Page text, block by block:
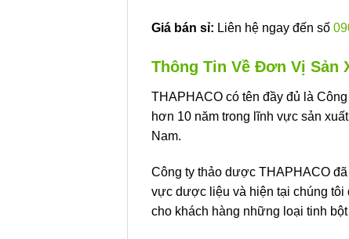
Giá bán sỉ: Liên hệ ngay đến số
Thông Tin Về Đơn Vị Sản
THAPHACO có tên đầy đủ là
hơn 10 năm trong lĩnh vực sản
Nam.
Công ty thảo dược THAPHACO
vực dược liệu và hiện tại chúng tôi
cho khách hàng những loại tinh